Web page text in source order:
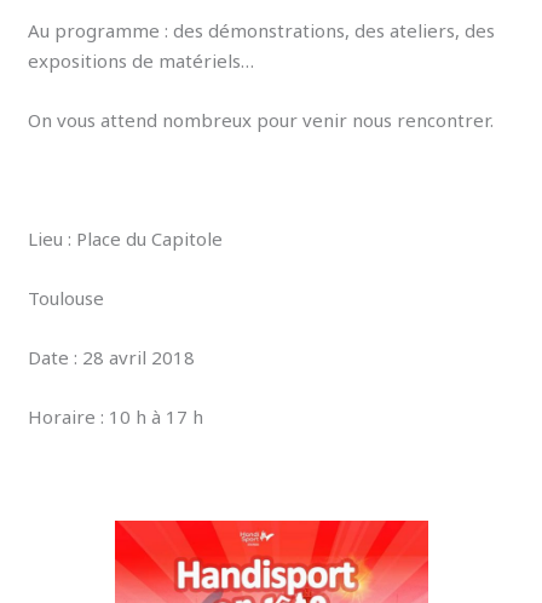
Au programme : des démonstrations, des ateliers, des
expositions de matériels…
On vous attend nombreux pour venir nous rencontrer.
Lieu : Place du Capitole
Toulouse
Date : 28 avril 2018
Horaire : 10 h à 17 h